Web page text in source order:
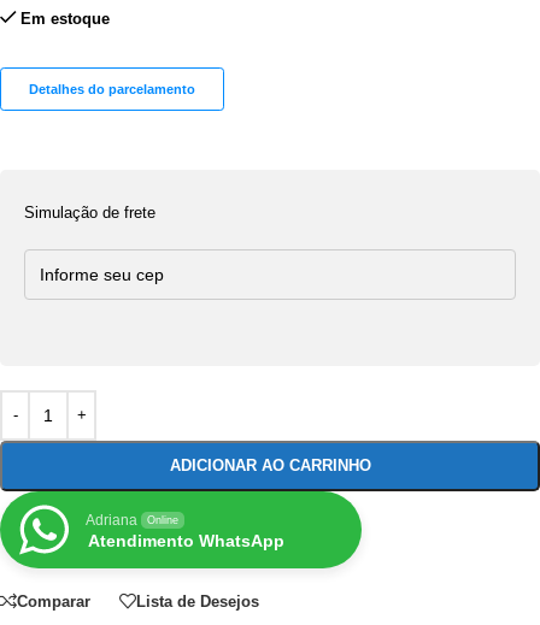
Em estoque
Detalhes do parcelamento
Simulação de frete
ADICIONAR AO CARRINHO
Adriana Online
Atendimento WhatsApp
Comparar Lista de Desejos